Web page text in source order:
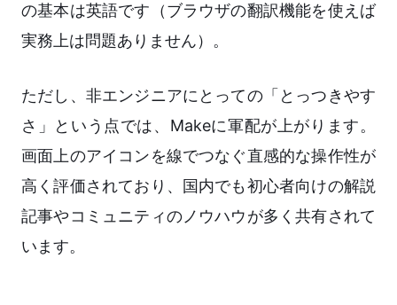
の基本は英語です（ブラウザの翻訳機能を使えば
実務上は問題ありません）。
ただし、非エンジニアにとっての「とっつきやす
さ」という点では、Makeに軍配が上がります。
画面上のアイコンを線でつなぐ直感的な操作性が
高く評価されており、国内でも初心者向けの解説
記事やコミュニティのノウハウが多く共有されて
います。